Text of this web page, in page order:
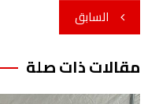
تصفّح
المقالات
السابق
مقالات ذات صلة